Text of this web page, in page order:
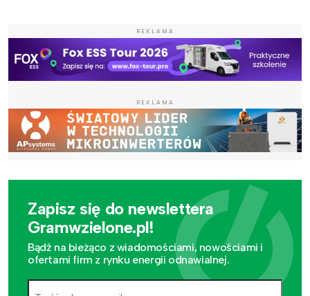
REKLAMA
REKLAMA
Zapisz się do newslettera
Gramwzielone.pl!
Bądź na bieżąco z wiadomościami, nowościami i
ofertami firm z rynku energii odnawialnej.